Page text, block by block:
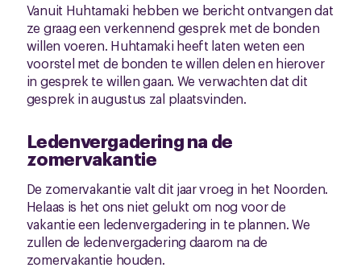
Vanuit Huhtamaki hebben we bericht ontvangen dat
ze graag een verkennend gesprek met de bonden
willen voeren. Huhtamaki heeft laten weten een
voorstel met de bonden te willen delen en hierover
in gesprek te willen gaan. We verwachten dat dit
gesprek in augustus zal plaatsvinden.
Ledenvergadering na de
zomervakantie
De zomervakantie valt dit jaar vroeg in het Noorden.
Helaas is het ons niet gelukt om nog voor de
vakantie een ledenvergadering in te plannen. We
zullen de ledenvergadering daarom na de
zomervakantie houden.